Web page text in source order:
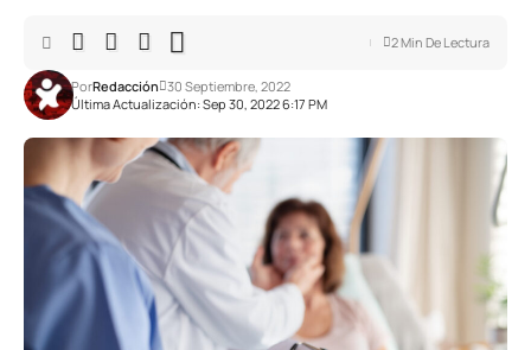
Última Actualización: Sep 30, 2022 6:17 PM
PorRedacción 30 Septiembre, 2022
2 Min De Lectura